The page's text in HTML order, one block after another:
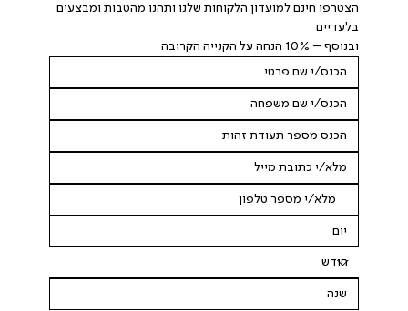
הצטרפו חינם למועדון הלקוחות שלנו ותהנו מהטבות ומבצעים
בלעדיים
ובנוסף – 10% הנחה על הקנייה הקרובה